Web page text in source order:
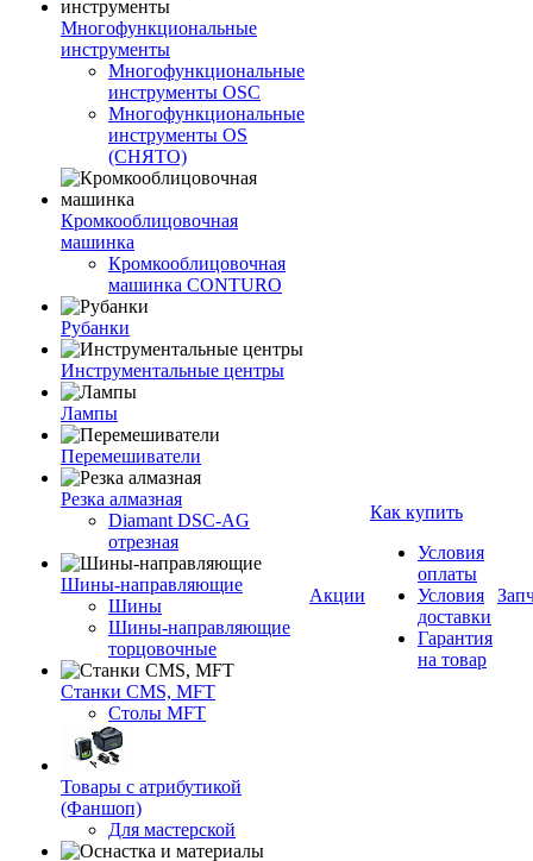
Многофункциональные
инструменты
Многофункциональные
инструменты OSC
Многофункциональные
инструменты OS
(СНЯТО)
Кромкооблицовочная
машинка
Кромкооблицовочная
машинка CONTURO
Рубанки
Инструментальные центры
Лампы
Перемешиватели
Резка алмазная
Diamant DSC-AG
отрезная
Шины-направляющие
Шины
Шины-направляющие
торцовочные
Станки CMS, MFT
Столы MFT
Товары с атрибутикой
(Фаншоп)
Для мастерской
Акции
Как купить
Условия
оплаты
Условия
доставки
Гарантия
на товар